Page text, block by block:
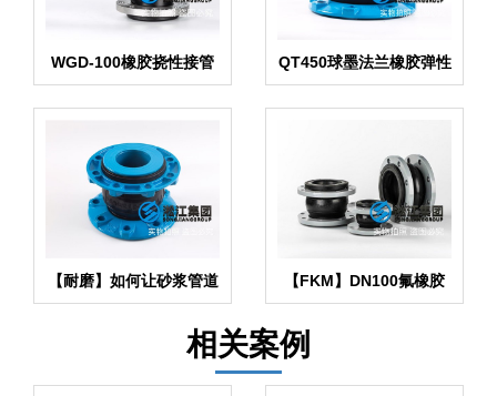
WGD-100橡胶挠性接管
（弯头）
QT450球墨法兰橡胶弹性
接头
【耐磨】如何让砂浆管道
中耐磨橡胶接头更耐磨
【FKM】DN100氟橡胶
挠性接管
相关案例